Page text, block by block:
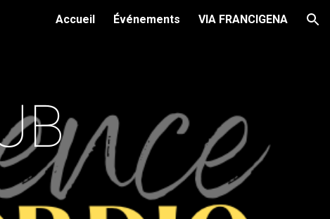
Accueil Événements VIA FRANCIGENA